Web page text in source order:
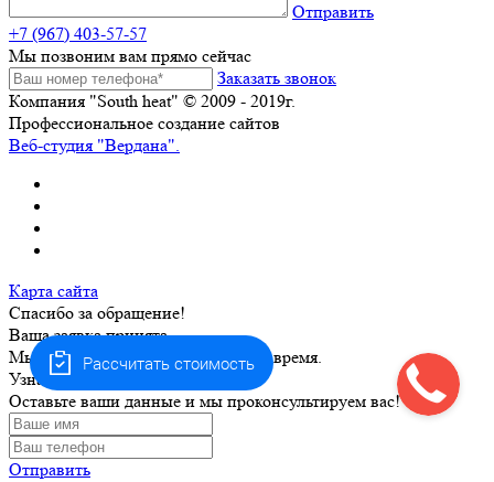
Отправить
+7 (967) 403-57-57
Мы позвоним вам прямо сейчас
Заказать звонок
Компания "South heat" © 2009 - 2019г.
Профессиональное создание сайтов
Веб-студия "Вердана".
Карта сайта
Спасибо за обращение!
Ваша заявка принята.
Мы свяжемся с вами в ближайшее время.
Узнать цену
Оставьте ваши данные и мы проконсультируем вас!
Отправить
Рассчитать стоимость